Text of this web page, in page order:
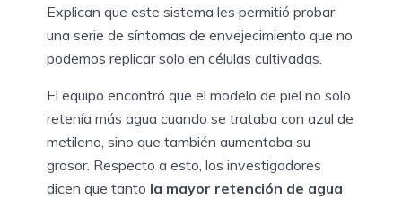
Explican que este sistema les permitió probar
una serie de síntomas de envejecimiento que no
podemos replicar solo en células cultivadas.
El equipo encontró que el modelo de piel no solo
retenía más agua cuando se trataba con azul de
metileno, sino que también aumentaba su
grosor. Respecto a esto, los investigadores
dicen que tanto la mayor retención de agua